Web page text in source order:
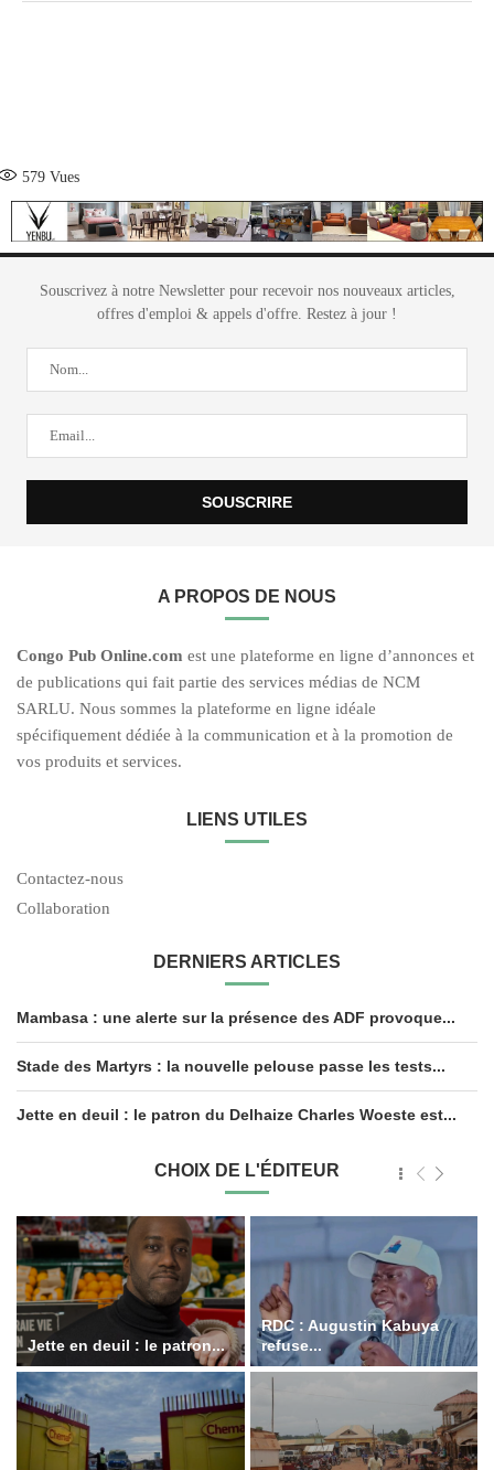
579 Vues
Souscrivez à notre Newsletter pour recevoir nos nouveaux articles,
offres d'emploi & appels d'offre. Restez à jour !
A PROPOS DE NOUS
Congo Pub Online.com est une plateforme en ligne d’annonces et
de publications qui fait partie des services médias de NCM
SARLU. Nous sommes la plateforme en ligne idéale
spécifiquement dédiée à la communication et à la promotion de
vos produits et services.
LIENS UTILES
Contactez-nous
Collaboration
DERNIERS ARTICLES
Mambasa : une alerte sur la présence des ADF provoque...
Stade des Martyrs : la nouvelle pelouse passe les tests...
Jette en deuil : le patron du Delhaize Charles Woeste est...
CHOIX DE L'ÉDITEUR
Jette en deuil : le patron...
RDC : Augustin Kabuya
refuse...